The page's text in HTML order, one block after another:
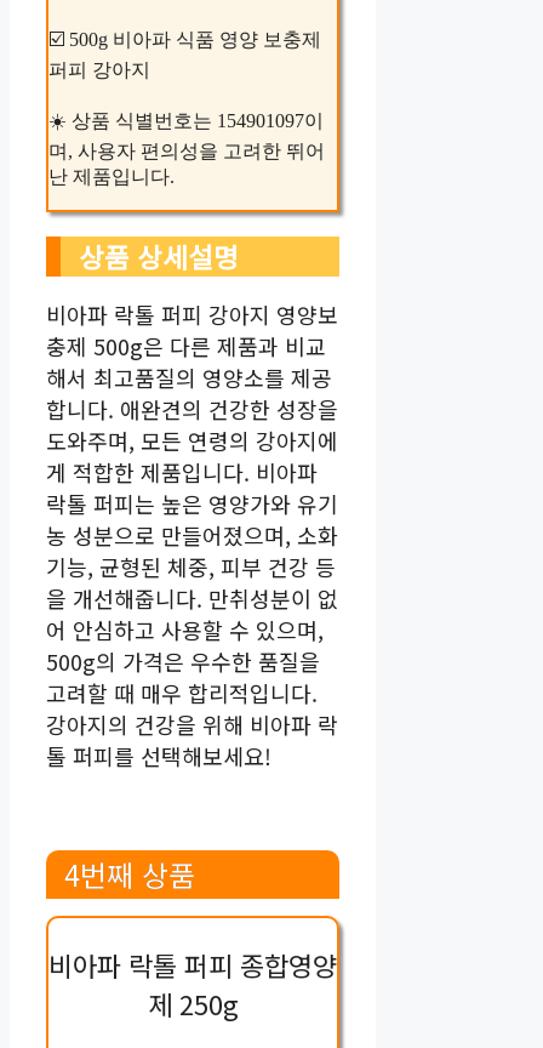
☑️ 500g 비아파 식품 영양 보충제
퍼피 강아지
☀️ 상품 식별번호는 154901097이
며, 사용자 편의성을 고려한 뛰어
난 제품입니다.
상품 상세설명
비아파 락톨 퍼피 강아지 영양보
충제 500g은 다른 제품과 비교
해서 최고품질의 영양소를 제공
합니다. 애완견의 건강한 성장을
도와주며, 모든 연령의 강아지에
게 적합한 제품입니다. 비아파
락톨 퍼피는 높은 영양가와 유기
농 성분으로 만들어졌으며, 소화
기능, 균형된 체중, 피부 건강 등
을 개선해줍니다. 만취성분이 없
어 안심하고 사용할 수 있으며,
500g의 가격은 우수한 품질을
고려할 때 매우 합리적입니다.
강아지의 건강을 위해 비아파 락
톨 퍼피를 선택해보세요!
4번째 상품
비아파 락톨 퍼피 종합영양
제 250g